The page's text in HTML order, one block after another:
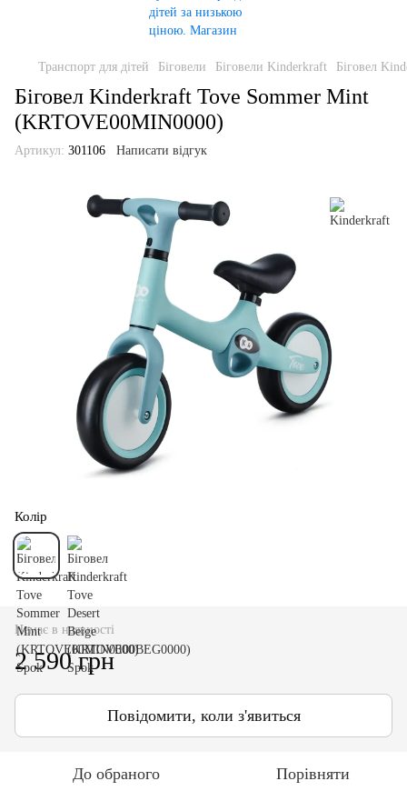
Транспорт для дітей Біговели Біговели Kinderkraft Біговел
Біговел Kinderkraft Tove Sommer Mint
(KRTOVE00MIN0000)
Артикул: 301106 Написати відгук
Колір
Немає в наявності
2 590 грн
Повідомити, коли з'явиться
До обраного Порівняти